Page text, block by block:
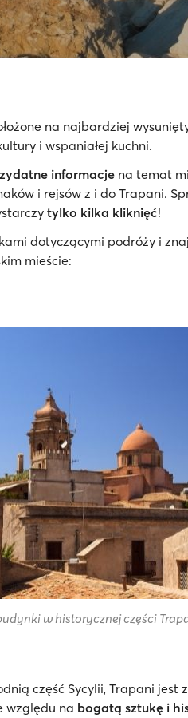
na najbardziej
i wspaniałej kuchni.
informacje na temat
i rejsów z i do Trapani.
tylko kilka kliknięć!
dotyczącymi podróży i
mieście:
w historycznej części
część Sycylii, Trapani jest
względu na bogatą sztukę i